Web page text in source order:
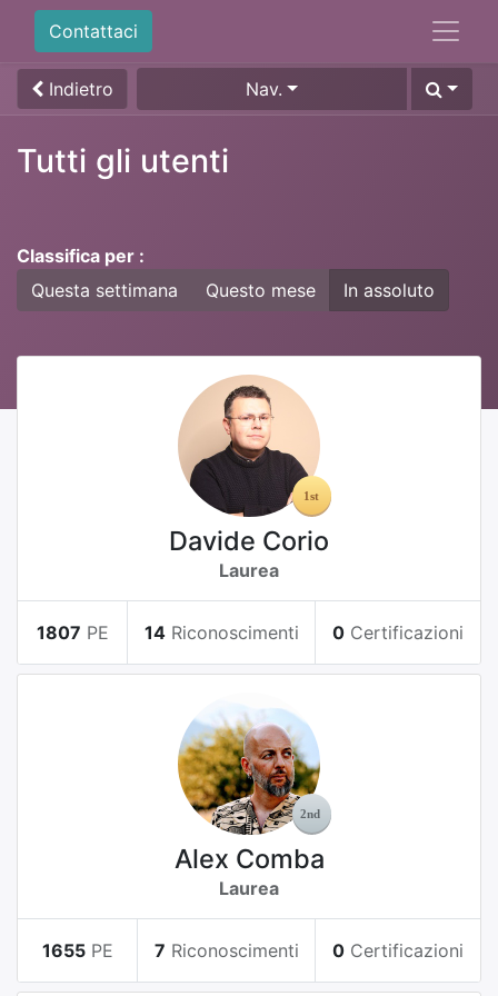
Contattaci
Indietro Nav.
Tutti gli utenti
Classifica per :
Questa settimana
Questo mese In assoluto
Davide Corio
Laurea
1807 PE 14 Riconoscimenti 0 Certificazioni
Alex Comba
Laurea
1655 PE 7 Riconoscimenti 0 Certificazioni